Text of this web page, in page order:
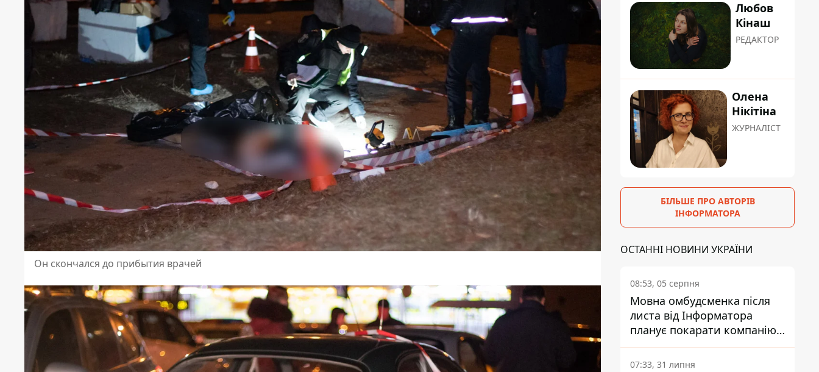
Он скончался до прибытия врачей
Любов
Кінаш
РЕДАКТОР
Олена
Нікітіна
ЖУРНАЛІСТ
БІЛЬШЕ ПРО АВТОРІВ
ІНФОРМАТОРА
ОСТАННІ НОВИНИ УКРАЇНИ
08:53, 05 серпня
Мовна омбудсменка після
листа від Інформатора
планує покарати компанію-
підрядника ПриватБанку
07:33, 31 липня